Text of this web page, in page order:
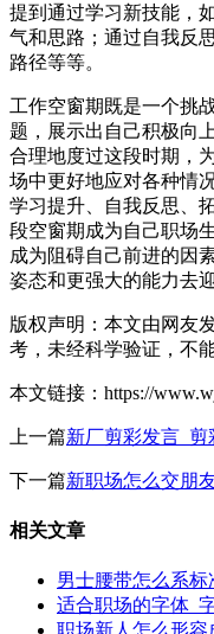
提到通过学习新技能，
气和思路；通过自我反
路径等等。
工作空窗期既是一个挑
题，展示出自己积极向
合理地度过这段时期，
场中更好地应对各种情
学习提升、自我反思、
段空窗期成为自己职场
成为阻碍自己前进的因
姿态和更强大的能力去
版权声明：本文由网友
考，未经科学验证，不
本文链接：https://
上一篇新厂剪彩发言_
下一篇新职场怎么交朋
相关文章
男士腰带怎么系
适合职场的字体_